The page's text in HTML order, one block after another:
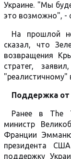
Украине. "Мы
это возможно", -
На прошлой
сказал, что
возвращения
стратег,
Поддержка
Ранее в The
министр
Франции
президента
поддержку